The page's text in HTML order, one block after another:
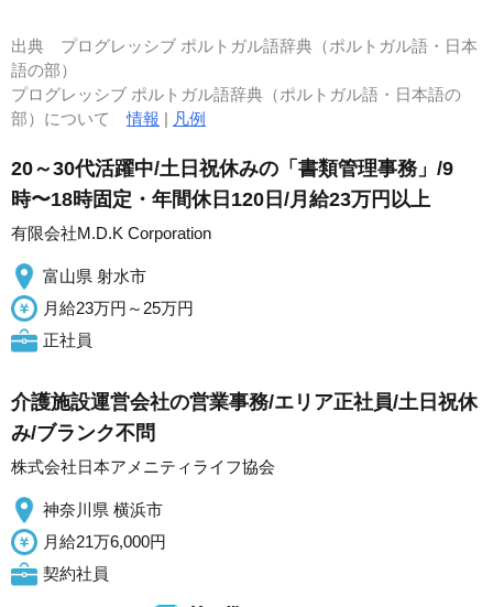
出典 プログレッシブ ポルトガル語辞典（ポルトガル語・日本
語の部）
プログレッシブ ポルトガル語辞典（ポルトガル語・日本語の
部）について情報 | 凡例
20～30代活躍中/土日祝休みの「書類管理事務」/9
時〜18時固定・年間休日120日/月給23万円以上
有限会社M.D.K Corporation
富山県 射水市
月給23万円～25万円
正社員
介護施設運営会社の営業事務/エリア正社員/土日祝休
み/ブランク不問
株式会社日本アメニティライフ協会
神奈川県 横浜市
月給21万6,000円
契約社員